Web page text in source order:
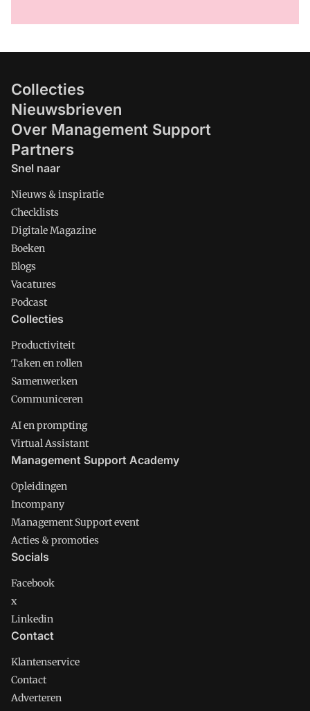
Collecties
Nieuwsbrieven
Over Management Support
Partners
Snel naar
Nieuws & inspiratie
Checklists
Digitale Magazine
Boeken
Blogs
Vacatures
Podcast
Collecties
Productiviteit
Taken en rollen
Samenwerken
Communiceren
AI en prompting
Virtual Assistant
Management Support Academy
Opleidingen
Incompany
Management Support event
Acties & promoties
Socials
Facebook
x
Linkedin
Contact
Klantenservice
Contact
Adverteren